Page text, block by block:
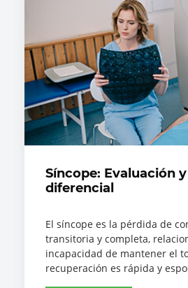
Síncope: Evaluación
diferencial
El síncope es la pérdida de
transitoria y completa,
incapacidad de mantener el
recuperación es rápida y